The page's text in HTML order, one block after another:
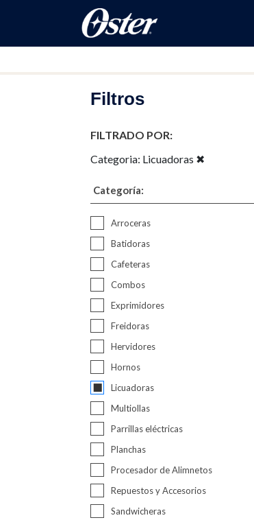
Filtros
FILTRADO POR:
Categoria: Licuadoras ✖
Categoría:
Arroceras
Batidoras
Cafeteras
Combos
Exprimidores
Freidoras
Hervidores
Hornos
Licuadoras
Multiollas
Parrillas eléctricas
Planchas
Procesador de Alimnetos
Repuestos y Accesorios
Sandwicheras